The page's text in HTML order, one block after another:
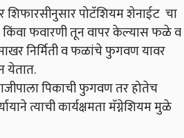
शिफारसीनुसार पोटॅशियम शेनाईट चा
किंवा फवारणी तून वापर केल्यास फळे व
निर्मिती व फळांचे फुगवण यावर
येतात.
पिकाची फुगवण तर होतेच
त्याची कार्यक्षमता मॅग्नेशियम मुळे